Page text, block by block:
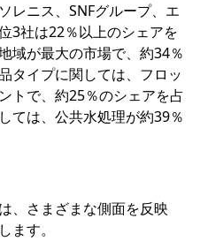
レニス、SNFグループ、エ
3社は22％以上のシェアを
域が最大の市場で、約34％
タイプに関しては、フロッ
トで、約25％のシェアを占
ては、公共水処理が約39％
、さまざまな側面を反映
ます。